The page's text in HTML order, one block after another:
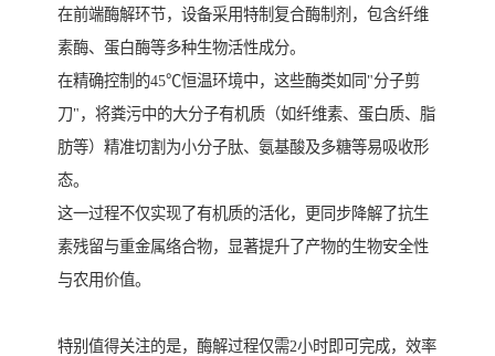
在前端酶解环节，设备采用特制复合酶制剂，包含纤维
素酶、蛋白酶等多种生物活性成分。
在精确控制的45℃恒温环境中，这些酶类如同"分子剪
刀"，将粪污中的大分子有机质（如纤维素、蛋白质、脂
肪等）精准切割为小分子肽、氨基酸及多糖等易吸收形
态。
这一过程不仅实现了有机质的活化，更同步降解了抗生
素残留与重金属络合物，显著提升了产物的生物安全性
与农用价值。
特别值得关注的是，酶解过程仅需2小时即可完成，效率